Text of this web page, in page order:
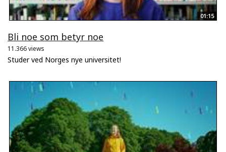
01:15
Bli noe som betyr noe
11.366 views
Studer ved Norges nye universitet!